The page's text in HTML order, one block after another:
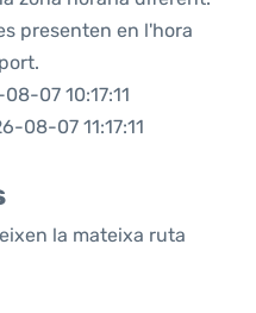
presenten en l'hora
07 10:17:11
08-07 11:17:11
la mateixa ruta